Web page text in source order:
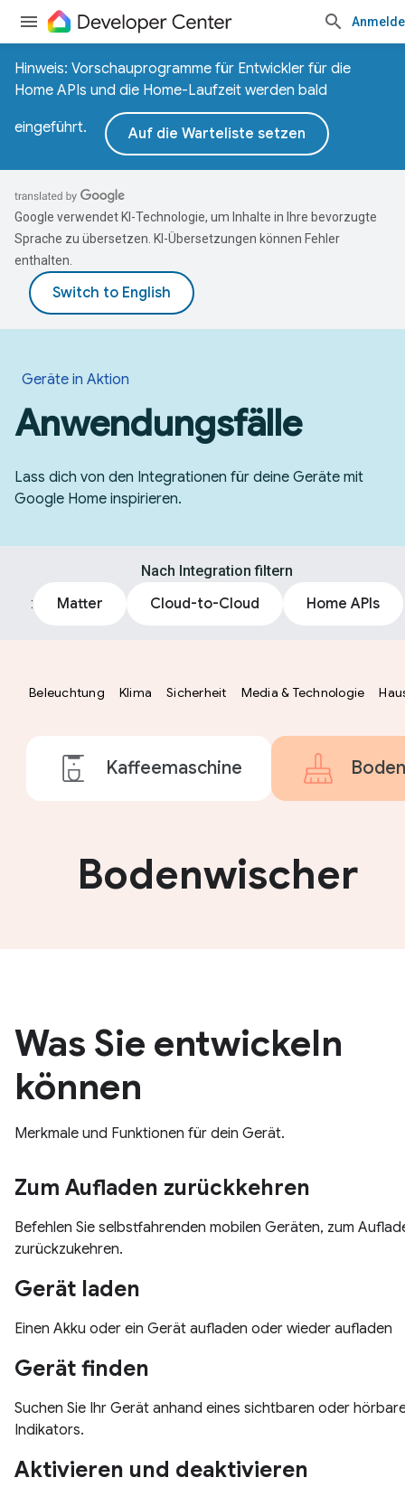
Hinweis: Vorschauprogramme für Entwickler für die
Home APIs und die Home-Laufzeit werden bald
eingeführt. Auf die Warteliste setzen
Google verwendet KI-Technologie, um Inhalte in Ihre bevorzugte
Sprache zu übersetzen. KI-Übersetzungen können Fehler
enthalten.
Geräte in Aktion
Anwendungsfälle
Lass dich von den Integrationen für deine Geräte mit
Google Home inspirieren.